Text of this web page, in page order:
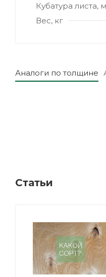
Кубатура листа,
Вес, кг
Аналоги по толщине
Статьи